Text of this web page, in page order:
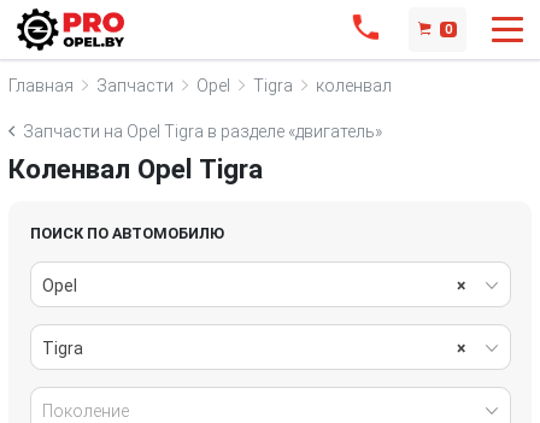
0
Главная Запчасти Opel Tigra коленвал
Запчасти на Opel Tigra в разделе «двигатель»
Коленвал Opel Tigra
ПОИСК ПО АВТОМОБИЛЮ
×
Opel
×
Tigra
Поколение